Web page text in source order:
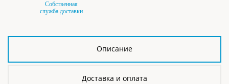
Собственная
служба доставки
Описание
Доставка и оплата